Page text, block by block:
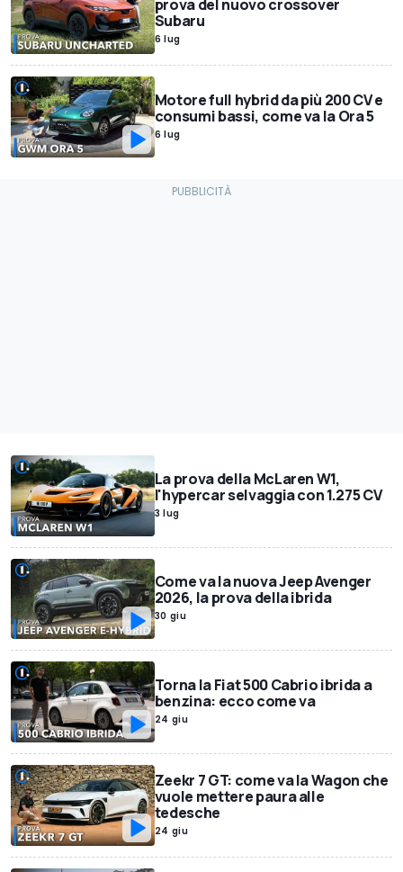
prova del nuovo crossover
Subaru
6 lug
Motore full hybrid da più 200 CV e
consumi bassi, come va la Ora 5
6 lug
La prova della McLaren W1,
l'hypercar selvaggia con 1.275 CV
3 lug
Come va la nuova Jeep Avenger
2026, la prova della ibrida
30 giu
Torna la Fiat 500 Cabrio ibrida a
benzina: ecco come va
24 giu
Zeekr 7 GT: come va la Wagon che
vuole mettere paura alle
tedesche
24 giu